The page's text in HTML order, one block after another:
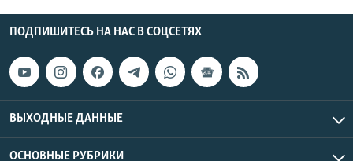
ПОДПИШИТЕСЬ НА НАС В СОЦСЕТЯХ
ВЫХОДНЫЕ ДАННЫЕ
ОСНОВНЫЕ РУБРИКИ